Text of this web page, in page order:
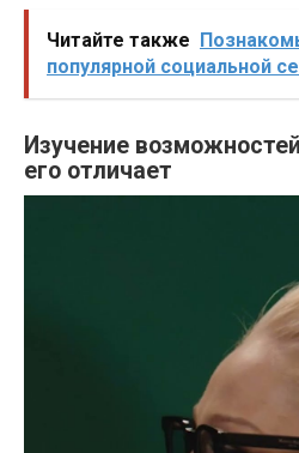
Читайте также
популярной социальной
Изучение
его отличает